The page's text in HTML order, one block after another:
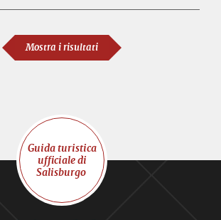
Mostra i risultati
Guida turistica
ufficiale di
Salisburgo